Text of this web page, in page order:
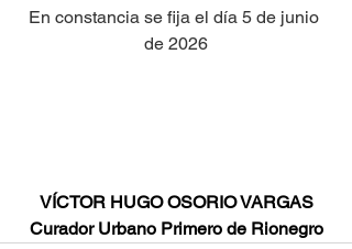
En constancia se fija el día 5 de junio
de 2026
VÍCTOR HUGO OSORIO VARGAS
Curador Urbano Primero de Rionegro